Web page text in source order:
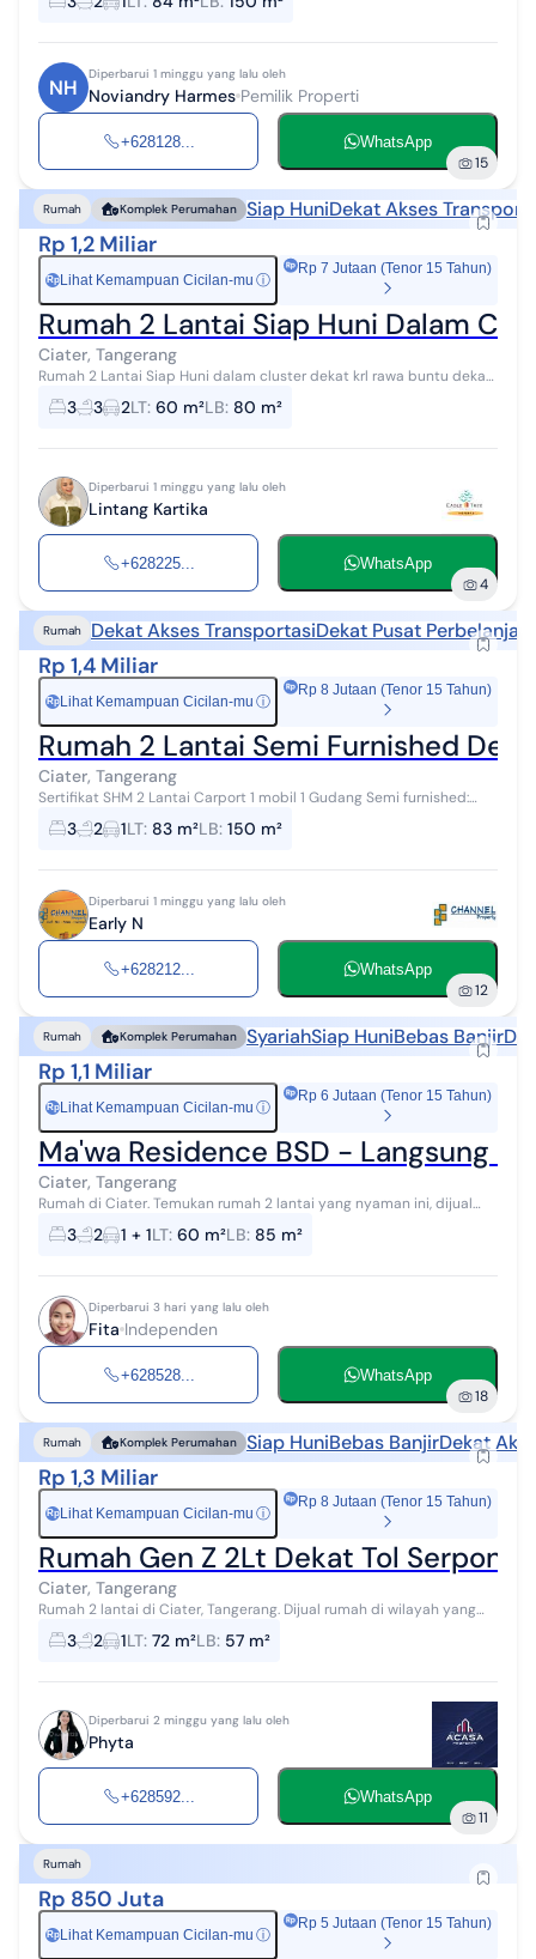
2 Full Dak - 2 unit AC re...
NH
Diperbarui 1 minggu yang lalu oleh
Noviandry Harmes Pemilik Properti
+628128... WhatsApp
15
Rumah Komplek Perumahan Siap HuniDekat Akses
Rp 1,2 Miliar
Rp Lihat Kemampuan Cicilan-mu ⓘ
Rp 7 Jutaan (Tenor 15 Tahun)
Rumah 2 Lantai Siap Huni Dalam
Ciater, Tangerang
Rumah 2 Lantai Siap Huni dalam cluster dekat krl rawa buntu dekat
ke sekolah GIS dan Univ. Pamulang Lt. 60m² | Lb. 80m² SEMI
FURNISHED *Spesif...
3 3 2LT: 60 m²LB: 80 m²
Diperbarui 1 minggu yang lalu oleh
Lintang Kartika
+628225... WhatsApp
4
Rumah Dekat Akses TransportasiDekat Pusat
Rp 1,4 Miliar
Rp Lihat Kemampuan Cicilan-mu ⓘ
Rp 8 Jutaan (Tenor 15 Tahun)
Rumah 2 Lantai Semi Furnished
Ciater, Tangerang
Sertifikat SHM 2 Lantai Carport 1 mobil 1 Gudang Semi furnished:
lemari tanam dikamar utama dan kamar lantai 1, lemari tanam di
ruang penyimpanan ...
3 2 1LT: 83 m²LB: 150 m²
Diperbarui 1 minggu yang lalu oleh
Early N
+628212... WhatsApp
12
Rumah Komplek Perumahan SyariahSiap HuniBebas Banjir
Rp 1,1 Miliar
Rp Lihat Kemampuan Cicilan-mu ⓘ
Rp 6 Jutaan (Tenor 15 Tahun)
Ma'wa Residence BSD - Langsung
Ciater, Tangerang
Rumah di Ciater. Temukan rumah 2 lantai yang nyaman ini, dijual
dengan pemandangan indah yang menambah nilai estetika di
lingkungan hunian. Rumah...
3 2 1 + 1LT: 60 m²LB: 85 m²
Diperbarui 3 hari yang lalu oleh
Fita Independen
+628528... WhatsApp
18
Rumah Komplek Perumahan Siap HuniBebas BanjirDekat
Rp 1,3 Miliar
Rp Lihat Kemampuan Cicilan-mu ⓘ
Rp 8 Jutaan (Tenor 15 Tahun)
Rumah Gen Z 2Lt Dekat Tol
Ciater, Tangerang
Rumah 2 lantai di Ciater, Tangerang. Dijual rumah di wilayah yang
nyaman dengan pemandangan perkotaan. Properti 2 lantai bergaya
minimalist modern...
3 2 1LT: 72 m²LB: 57 m²
Diperbarui 2 minggu yang lalu oleh
Phyta
+628592... WhatsApp
11
Rumah
Rp 850 Juta
Rp Lihat Kemampuan Cicilan-mu ⓘ
Rp 5 Jutaan (Tenor 15 Tahun)